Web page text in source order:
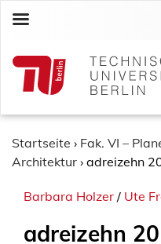
c
Startseite › Fak. VI –
Architektur › adreizehn
Barbara Holzer / Ute
adreizehn